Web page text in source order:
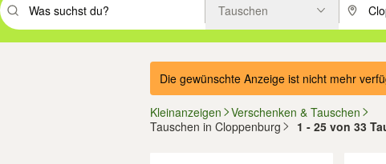
Suchbegriff eingeben. Eingabetaste drücken um zu suchen, oder
Tauschen PLZ
Die gewünschte Anzeige ist nicht mehr
Kleinanzeigen
Verschenken & Tauschen
Tauschen in Cloppenburg
1 - 25 von 33